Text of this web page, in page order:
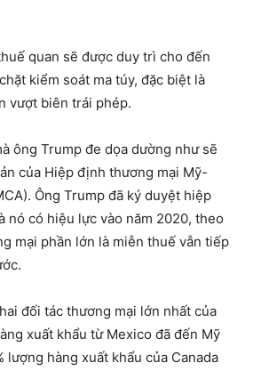
quan sẽ được duy trì cho đến
kiểm soát ma túy, đặc biệt là
vượt biên trái phép.
ông Trump đe dọa dường như sẽ
của Hiệp định thương mại Mỹ-
Ông Trump đã ký duyệt hiệp
nó có hiệu lực vào năm 2020, theo
mại phần lớn là miễn thuế vẫn tiếp
đối tác thương mại lớn nhất của
xuất khẩu từ Mexico đã đến Mỹ
lượng hàng xuất khẩu của Canada